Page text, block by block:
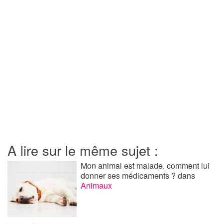
A lire sur le même sujet :
Mon animal est malade, comment lui
donner ses médicaments ?dans
Animaux